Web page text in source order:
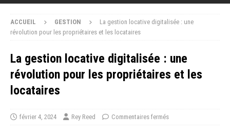
ACCUEIL GESTION
La gestion locative digitalisée : une
révolution pour les propriétaires et les locataires
La gestion locative digitalisée : une
révolution pour les propriétaires et les
locataires
février 4, 2024 Rey Reed Commentaires fermés